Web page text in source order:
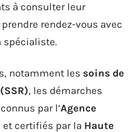
à consulter leur
rendez-vous avec
spécialiste.
notamment les soins de
, les démarches
par l’Agence
et certifiés par la Haute